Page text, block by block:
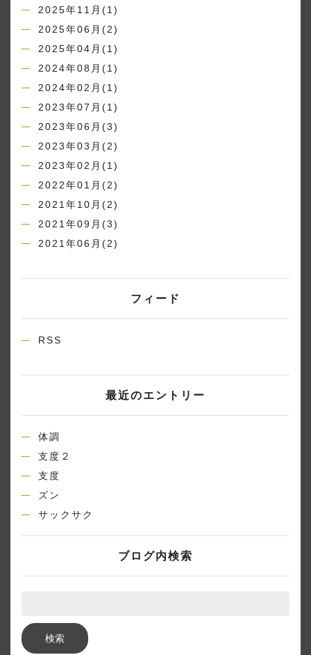
2025年11月(1)
2025年06月(2)
2025年04月(1)
2024年08月(1)
2024年02月(1)
2023年07月(1)
2023年06月(3)
2023年03月(2)
2023年02月(1)
2022年01月(2)
2021年10月(2)
2021年09月(3)
2021年06月(2)
フィード
RSS
最近のエントリー
体調
支度２
支度
ズン
サックサク
ブログ内検索